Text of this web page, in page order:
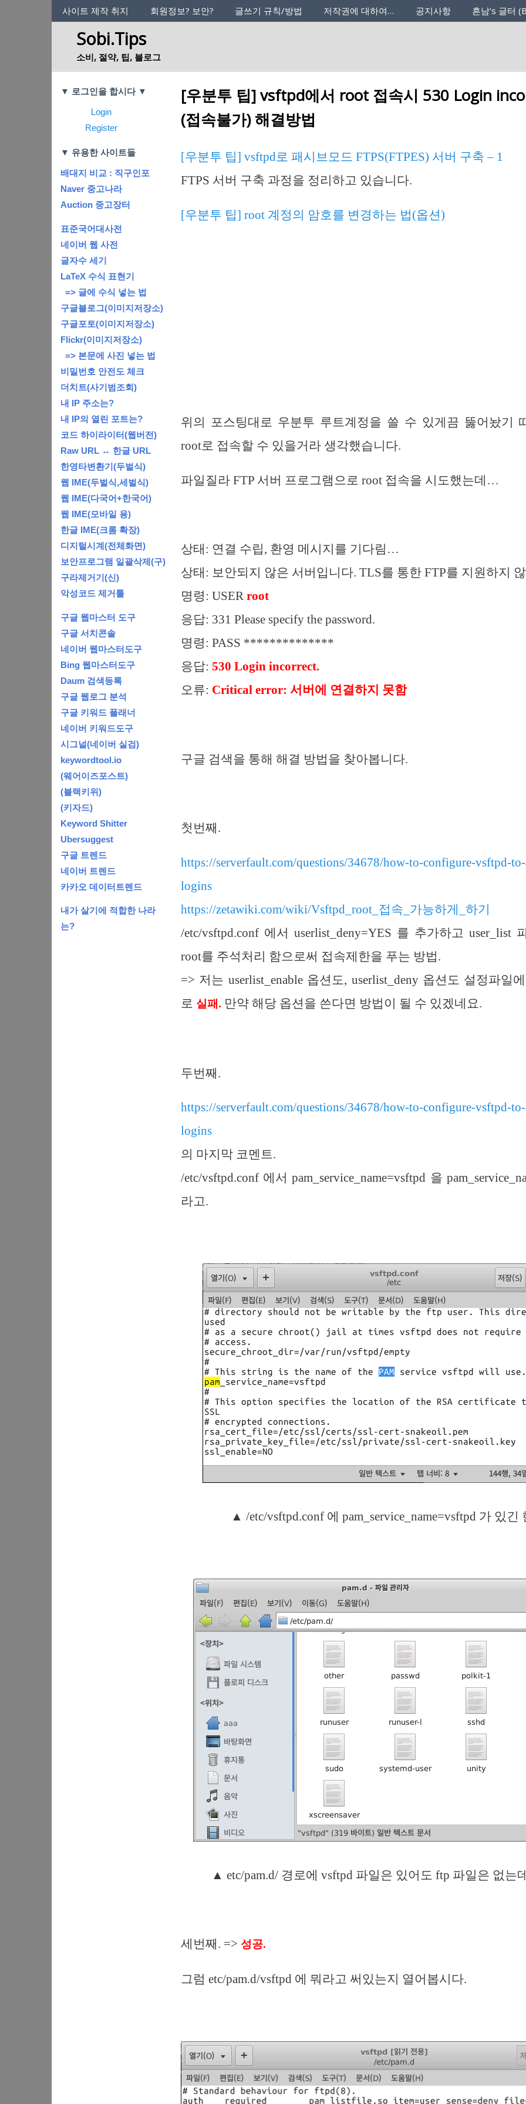
사이트의 정체성
사이트 제작 취지 회원정보? 보안? 글쓰기 규칙/방법 저작권에 대하여… 공지사항 흔남’s 글터
Sobi.Tips
소비, 절약, 팁, 블로그
Categories
[우분투 팁] vsftpd에서 root 접속시 530 Login
(접속불가) 해결방법
[우분투 팁] vsftpd로 패시브모드 FTPS(FTPES) 서버 구축 – 1
FTPS 서버 구축 과정을 정리하고 있습니다.
[우분투 팁] root 계정의 암호를 변경하는 법(옵션)
위의 포스팅대로 우분투 루트계정을 쓸 수 있게끔 뚫어놨기
root로 접속할 수 있을거라 생각했습니다.
파일질라 FTP 서버 프로그램으로 root 접속을 시도했는데…
상태: 연결 수립, 환영 메시지를 기다림…
상태: 보안되지 않은 서버입니다. TLS를 통한 FTP를 지원하지
명령: USER root
응답: 331 Please specify the password.
명령: PASS **************
응답: 530 Login incorrect.
오류: Critical error: 서버에 연결하지 못함
구글 검색을 통해 해결 방법을 찾아봅니다.
첫번째.
https://serverfault.com/questions/34678/how-to-configure-vsftpd-
logins
https://zetawiki.com/wiki/Vsftpd_root_접속_가능하게_하기
/etc/vsftpd.conf 에서 userlist_deny=YES 를 추가하고 user_list
root를 주석처리 함으로써 접속제한을 푸는 방법.
=> 저는 userlist_enable 옵션도, userlist_deny 옵션도 설정파일
로 실패. 만약 해당 옵션을 쓴다면 방법이 될 수 있겠네요.
두번째.
https://serverfault.com/questions/34678/how-to-configure-vsftpd-
logins
의 마지막 코멘트.
/etc/vsftpd.conf 에서 pam_service_name=vsftpd 을
라고.
▲ /etc/vsftpd.conf 에 pam_service_name=vsftpd 가 있
▲ etc/pam.d/ 경로에 vsftpd 파일은 있어도 ftp 파일은 없는
세번째. => 성공.
그럼 etc/pam.d/vsftpd 에 뭐라고 써있는지 열어봅시다.
▼ 로그인을 합시다 ▼
Login
Register
▼ 유용한 사이트들
배대지 비교 : 직구인포
Naver 중고나라
Auction 중고장터
표준국어대사전
네이버 웹 사전
글자수 세기
LaTeX 수식 표현기
=> 글에 수식 넣는 법
구글블로그(이미지저장소)
구글포토(이미지저장소)
Flickr(이미지저장소)
=> 본문에 사진 넣는 법
비밀번호 안전도 체크
더치트(사기범조회)
내 IP 주소는?
내 IP의 열린 포트는?
코드 하이라이터(웹버전)
Raw URL ↔ 한글 URL
한영타변환기(두벌식)
웹 IME(두벌식,세벌식)
웹 IME(다국어+한국어)
웹 IME(모바일 용)
한글 IME(크롬 확장)
디지털시계(전체화면)
보안프로그램 일괄삭제(구)
구라제거기(신)
악성코드 제거툴
구글 웹마스터 도구
구글 서치콘솔
네이버 웹마스터도구
Bing 웹마스터도구
Daum 검색등록
구글 웹로그 분석
구글 키워드 플래너
네이버 키워드도구
시그널(네이버 실검)
keywordtool.io
(웨어이즈포스트)
(블랙키위)
(키자드)
Keyword Shitter
Ubersuggest
구글 트렌드
네이버 트렌드
카카오 데이터트렌드
내가 살기에 적합한 나라
는?